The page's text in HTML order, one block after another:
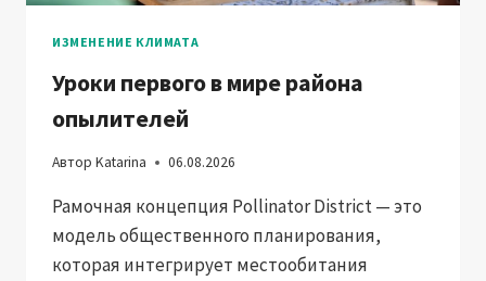
ИЗМЕНЕНИЕ КЛИМАТА
Уроки первого в мире района
опылителей
Автор Katarina 06.08.2026
Рамочная концепция Pollinator District — это
модель общественного планирования,
которая интегрирует местообитания